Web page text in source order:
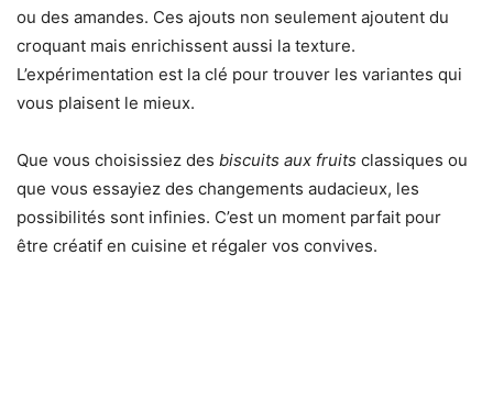
ou des amandes. Ces ajouts non seulement ajoutent du
croquant mais enrichissent aussi la texture.
L’expérimentation est la clé pour trouver les variantes qui
vous plaisent le mieux.
Que vous choisissiez des biscuits aux fruits classiques ou
que vous essayiez des changements audacieux, les
possibilités sont infinies. C’est un moment parfait pour
être créatif en cuisine et régaler vos convives.